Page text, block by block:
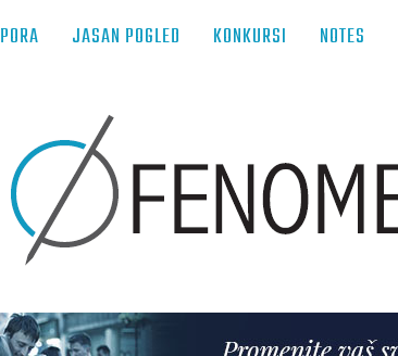
JASAN POGLED KONKURSI NOTES